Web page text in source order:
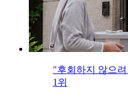
"후회하지 않으
1위